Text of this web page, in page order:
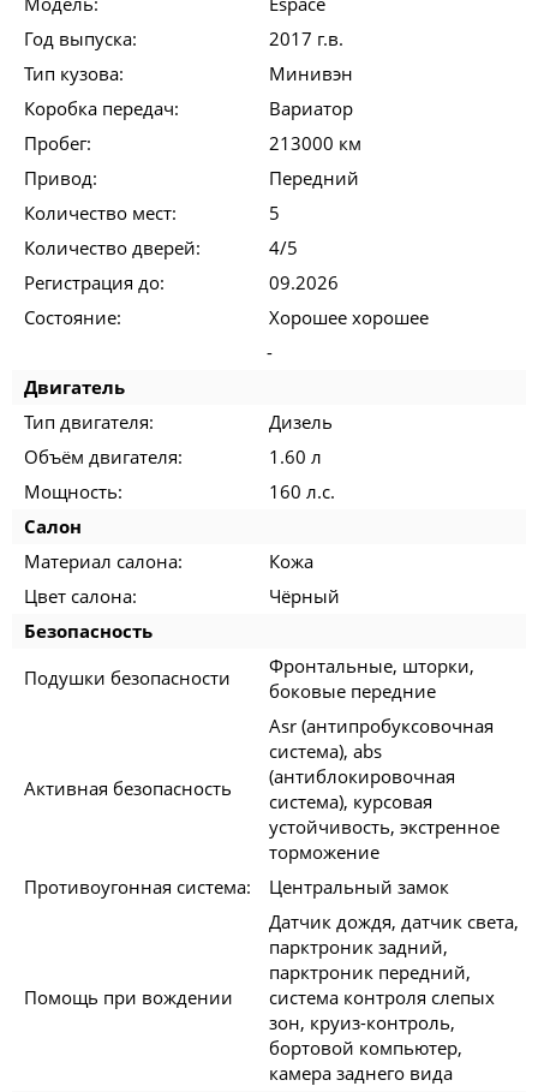
Год выпуска:
2017 г.в.
Тип кузова:
Минивэн
Коробка передач:
Вариатор
Пробег:
213000 км
Привод:
Передний
Количество мест:
5
Количество дверей:
4/5
Регистрация до:
09.2026
Состояние:
Хорошее хорошее
-
Двигатель
Тип двигателя:
Дизель
Объём двигателя:
1.60 л
Мощность:
160 л.с.
Салон
Материал салона:
Кожа
Цвет салона:
Чёрный
Безопасность
Подушки безопасности
Фронтальные, шторки,
боковые передние
Активная безопасность
Asr (антипробуксовочная
система), abs
(антиблокировочная
система), курсовая
устойчивость, экстренное
торможение
Противоугонная система:
Центральный замок
Помощь при вождении
Датчик дождя, датчик света,
парктроник задний,
парктроник передний,
система контроля слепых
зон, круиз-контроль,
бортовой компьютер,
камера заднего вида